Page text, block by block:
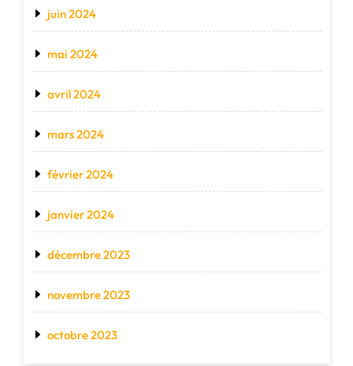
juin 2024
mai 2024
avril 2024
mars 2024
février 2024
janvier 2024
décembre 2023
novembre 2023
octobre 2023